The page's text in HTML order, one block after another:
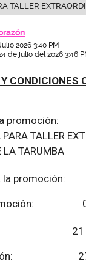
TALLER
2026 3:40 PM
de julio del 2026 3:46
CONDICIONES
la promoción:
TALLER
TARUMBA
la promoción:
promoción:
21 de
27